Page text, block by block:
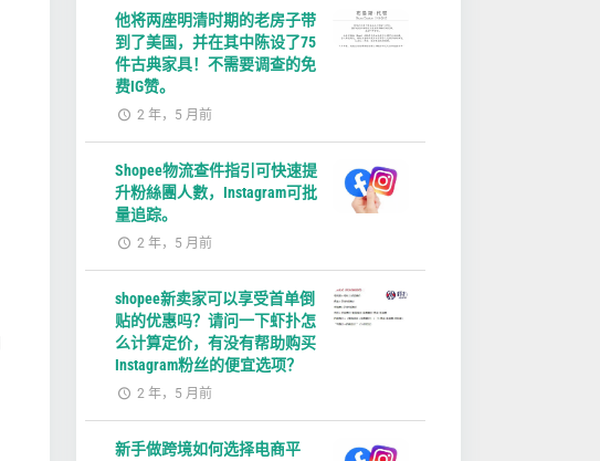
他将两座明清时期的老房子带
到了美国，并在其中陈设了75
件古典家具！不需要调查的免
费IG赞。
2 年，5 月前
Shopee物流查件指引可快速提
升粉絲團人數，Instagram可批
量追踪。
2 年，5 月前
shopee新卖家可以享受首单倒
贴的优惠吗？请问一下虾扑怎
么计算定价，有没有帮助购买
Instagram粉丝的便宜选项？
2 年，5 月前
新手做跨境如何选择电商平